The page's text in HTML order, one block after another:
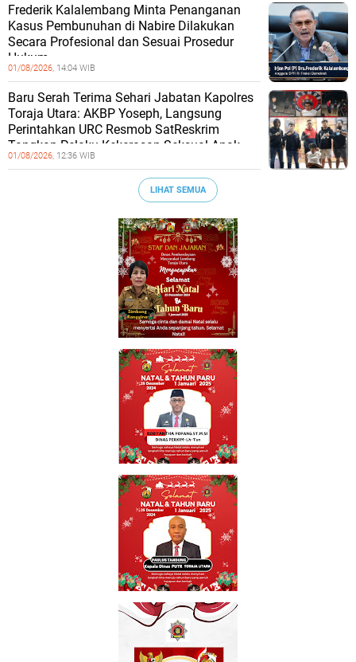
Frederik Kalalembang Minta Penanganan
Kasus Pembunuhan di Nabire Dilakukan
Secara Profesional dan Sesuai Prosedur
Hukum
01/08/2026, 14:04 WIB
Baru Serah Terima Sehari Jabatan Kapolres
Toraja Utara: AKBP Yoseph, Langsung
Perintahkan URC Resmob SatReskrim
Tangkap Pelaku Kekerasan Seksual Anak
01/08/2026, 12:36 WIB
LIHAT SEMUA